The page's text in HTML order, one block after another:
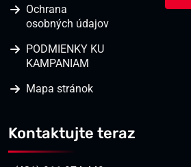
Ochrana
osobných údajov
PODMIENKY KU
KAMPANIAM
Mapa stránok
Kontaktujte teraz